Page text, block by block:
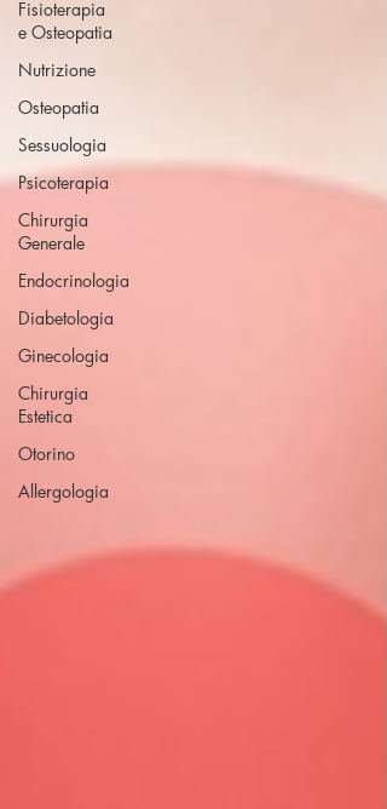
Fisioterapia
e Osteopatia
Nutrizione
Osteopatia
Sessuologia
Psicoterapia
Chirurgia
Generale
Endocrinologia
Diabetologia
Ginecologia
Chirurgia
Estetica
Otorino
Allergologia